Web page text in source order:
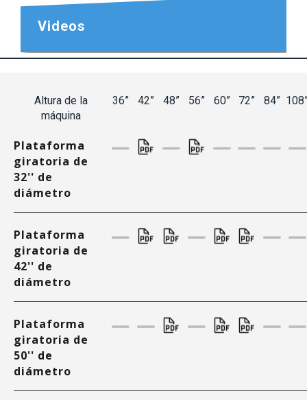
Videos
Altura de la
máquina
36” 42” 48” 56” 60” 72” 84”
Plataforma
giratoria de
32'' de
diámetro
Plataforma
giratoria de
42'' de
diámetro
Plataforma
giratoria de
50'' de
diámetro